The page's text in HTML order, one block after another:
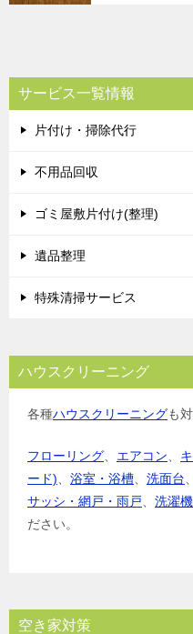
サービス一覧情報
片付け・掃除代行
不用品回収
ゴミ屋敷片付け(整理)
遺品整理
特殊清掃サービス
ハウスクリーニング
各種ハウスクリーニングも
フローリング エアコン
ード)
浴室・浴槽 洗面台
サッシ・網戸・雨戸
洗濯
ださい。
空き家対策